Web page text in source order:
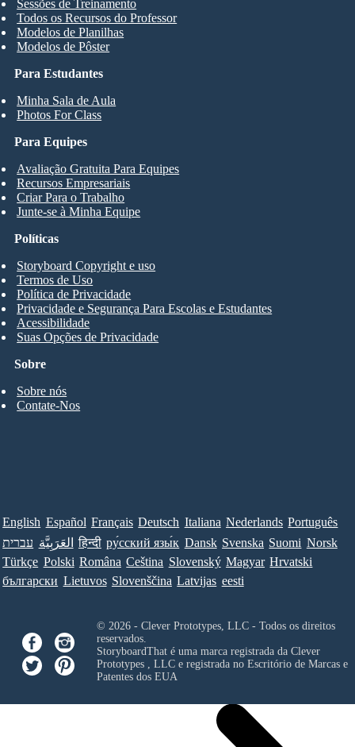
Para Estudantes
Minha Sala de Aula
Photos For Class
Sessões de Treinamento
Todos os Recursos do Professor
Modelos de Planilhas
Modelos de Pôster
Para Equipes
Avaliação Gratuita Para Equipes
Recursos Empresariais
Criar Para o Trabalho
Junte-se à Minha Equipe
Sobre
Sobre nós
Contate-Nos
Políticas
Storyboard Copyright e uso
Termos de Uso
Política de Privacidade
Privacidade e Segurança Para Escolas e Estudantes
Acessibilidade
Suas Opções de Privacidade
English Español Français Deutsch Italiana Nederlands Português
עברית العَرَبِيَّة हिन्दी ру́сский язы́к Dansk Svenska Suomi Norsk
Türkçe Polski Româna Ceština Slovenský Magyar Hrvatski
български Lietuvos Slovenščina Latvijas eesti
© 2026 - Clever Prototypes, LLC - Todos os direitos
reservados.
StoryboardThat é uma marca registrada da Clever
Prototypes , LLCe registrada no Escritório de Marcas e
Patentes dos EUA